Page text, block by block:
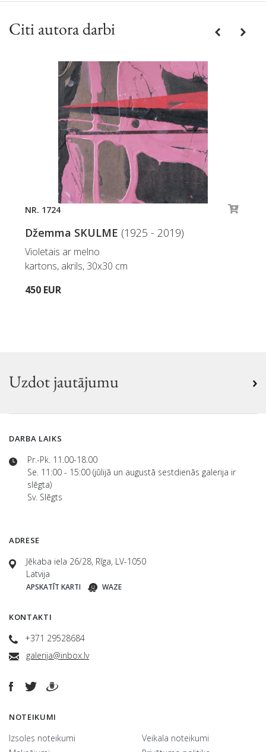
Citi autora darbi PreviousNext
NR. 1724
Džemma SKULME (1925 - 2019)
Violetais ar melno
kartons, akrils, 30x30 cm
450 EUR
Uzdot jautājumu
DARBA LAIKS
Pr.-Pk. 11.00-18.00
Se. 11:00 - 15:00 (jūlijā un augustā sestdienās galerija ir
slēgta)
Sv. Slēgts
ADRESE
Jēkaba iela 26/28, Rīga, LV-1050
Latvija
APSKATĪT KARTI WAZE
KONTAKTI
+371 29528684
galerija@inbox.lv
NOTEIKUMI
Izsoles noteikumi
Veikala noteikumi